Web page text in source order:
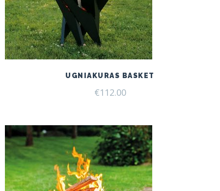
UGNIAKURAS BASKET
€112.00